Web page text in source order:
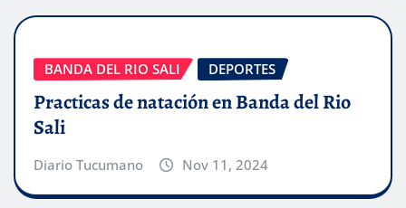
BANDA DEL RIO SALI DEPORTES
Practicas de natación en Banda del Rio
Sali
Diario Tucumano Nov 11, 2024